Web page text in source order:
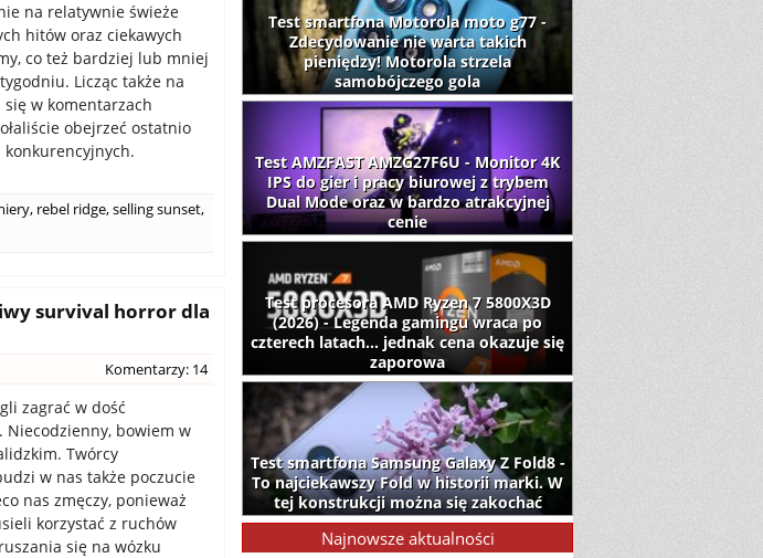
na relatywnie świeże
hitów oraz ciekawych
co też bardziej lub mniej
Licząc także na
w komentarzach
obejrzeć ostatnio
, rebel ridge,selling sunset,
survival horror dla
Komentarzy: 14
zagrać w dość
bowiem w
Twórcy
w nas także poczucie
nas zmęczy, ponieważ
korzystać z ruchów
się na wózku
Test smartfona Motorola moto g77 -
Zdecydowanie nie warta takich
pieniędzy! Motorola strzela
samobójczego gola
Test AMZFAST AMZG27F6U - Monitor 4K
IPS do gier i pracy biurowej z trybem
Dual Mode oraz w bardzo atrakcyjnej
cenie
Test procesora AMD Ryzen 7 5800X3D
(2026) - Legenda gamingu wraca po
czterech latach... jednak cena okazuje się
zaporowa
Test smartfona Samsung Galaxy Z Fold8 -
To najciekawszy Fold w historii marki. W
tej konstrukcji można się zakochać
Najnowsze aktualności